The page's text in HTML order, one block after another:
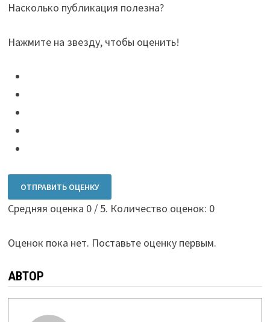
Насколько публикация полезна?
Нажмите на звезду, чтобы оценить!
ОТПРАВИТЬ ОЦЕНКУ
Средняя оценка 0/ 5. Количество оценок: 0
Оценок пока нет. Поставьте оценку первым.
АВТОР